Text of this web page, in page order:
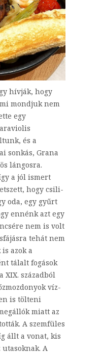
hívják, hogy
mondjuk nem
egy
és a
sonkás, Grana
lángosra.
a jól ismert
hogy csili-
oda, egy gyűrt
ennénk azt egy
nem is volt
tehát nem
azok a
tálalt fogások
XIX. századból
víz-
is tölteni
miatt az
A szemfüles
állt a vonat, kis
A